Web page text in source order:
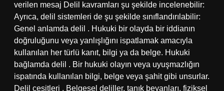
verilen mesaj Delil kavramları şu şekilde incelenebilir:
Ayrıca, delil sistemleri de şu şekilde sınıflandırılabilir:
Genel anlamda delil . Hukuki bir olayda bir iddianın
doğruluğunu veya yanlışlığını ispatlamak amacıyla
kullanılan her türlü kanıt, bilgi ya da belge. Hukuki
bağlamda delil . Bir hukuki olayın veya uyuşmazlığın
ispatında kullanılan bilgi, belge veya şahit gibi unsurlar.
Delil çeşitleri . Belgesel deliller, tanık beyanları, fiziksel